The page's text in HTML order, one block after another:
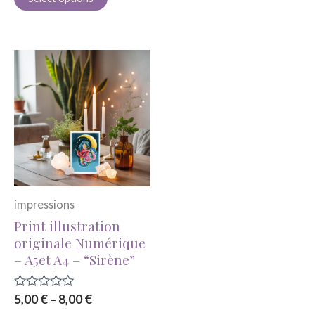
5
impressions
Print illustration
originale Numérique
– A5et A4 – “Sirène”
Rated
5,00€– 8,00€